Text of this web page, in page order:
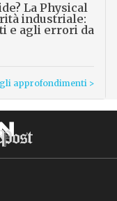
La Physical
industriale:
e agli errori da
approfondimenti >